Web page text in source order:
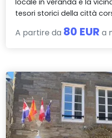
locale in veranda e la
tesori storici della città
A partire da 80 EUR a